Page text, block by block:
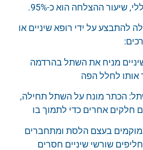
שיעור ההצלחה הוא כ-95%.
להתבצע על ידי רופא שיניים או
מניח את השתל בהרדמה
אותו לחלל הפה
הכתר מונח על השתל תחילה,
חלקים אחרים כדי לתמוך בו
בעצם הלסת ומתחברים
שורשי שיניים חסרים